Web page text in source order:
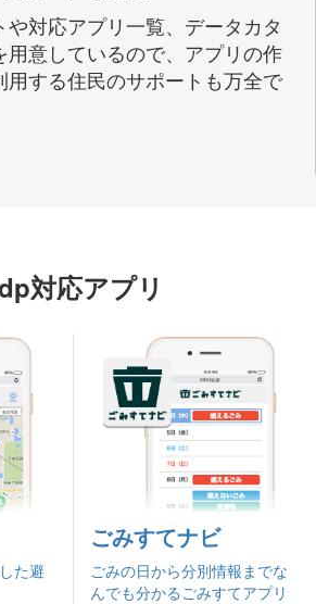
対応アプリ一覧、データカタ
用意しているので、アプリの作
用する住民のサポートも万全で
対応アプリ
た避
ごみすてナビ
ごみの日から分別情報までな
んでも分かるごみすてアプリ